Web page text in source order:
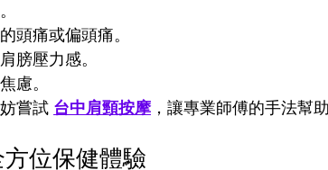
頭痛或偏頭痛。
膀壓力感。
慮。
嘗試 台中肩頸按摩，讓專業師傅的手法幫
位保健體驗